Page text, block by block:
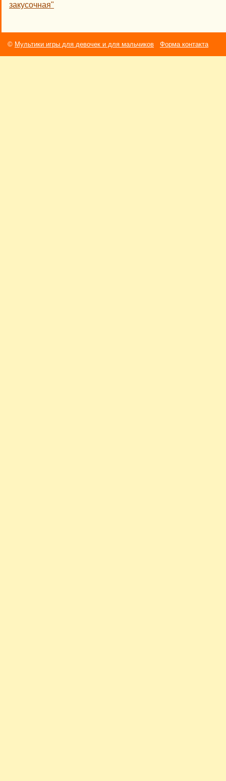
закусочная"
© Мультики игры для девочек и для мальчиков Форма контакта